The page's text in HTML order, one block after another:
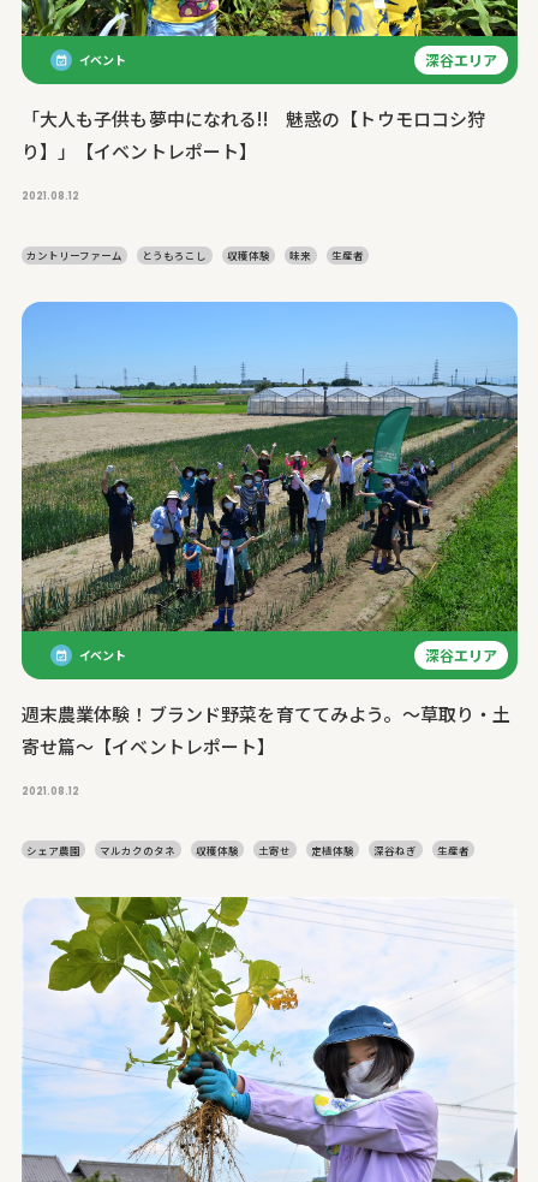
イベント 深谷エリア
「大人も子供も夢中になれる!! 魅惑の【トウモロコシ狩
り】」【イベントレポート】
2021.08.12
カントリーファーム とうもろこし 収穫体験 味来 生産者
イベント 深谷エリア
週末農業体験！ブランド野菜を育ててみよう。～草取り・土
寄せ篇～【イベントレポート】
2021.08.12
シェア農園 マルカクのタネ 収穫体験 土寄せ 定植体験 深谷ねぎ 生産者